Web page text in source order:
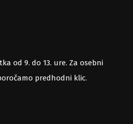
od 9. do 13. ure. Za osebni
predhodni klic.